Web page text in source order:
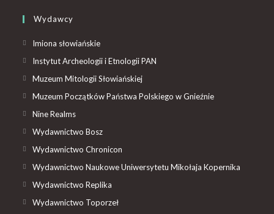
Wydawcy
Imiona słowiańskie
Instytut Archeologii i Etnologii PAN
Muzeum Mitologii Słowiańskiej
Muzeum Początków Państwa Polskiego w Gnieźnie
Nine Realms
Wydawnictwo Bosz
Wydawnictwo Chronicon
Wydawnictwo Naukowe Uniwersytetu Mikołaja Kopernika
Wydawnictwo Replika
Wydawnictwo Toporzeł